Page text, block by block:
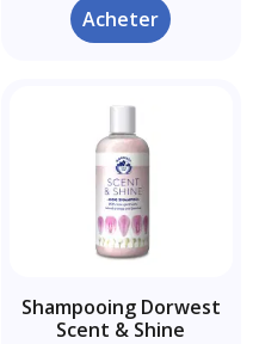
Acheter
Shampooing Dorwest
Scent & Shine